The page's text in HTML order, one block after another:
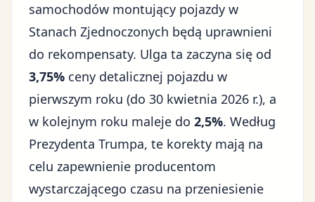
samochodów montujący pojazdy w
Stanach Zjednoczonych będą uprawnieni
do rekompensaty. Ulga ta zaczyna się od
3,75% ceny detalicznej pojazdu w
pierwszym roku (do 30 kwietnia 2026 r.), a
w kolejnym roku maleje do 2,5%. Według
Prezydenta Trumpa, te korekty mają na
celu zapewnienie producentom
wystarczającego czasu na przeniesienie